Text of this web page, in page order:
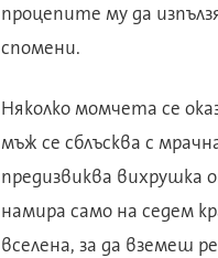
процепите му да
спомени.
Няколко момчета се
мъж се сблъсква с
предизвиква вихрушка
намира само на седем
вселена, за да вземеш